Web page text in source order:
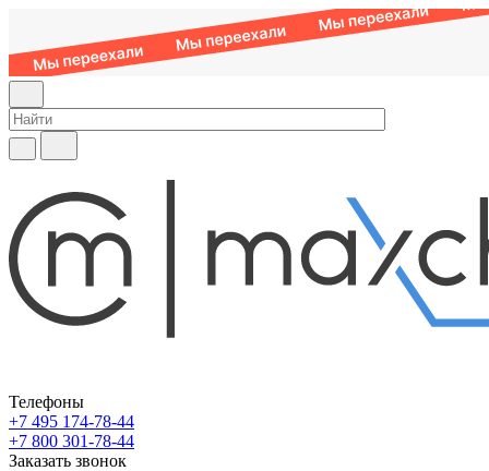
Телефоны
+7 495 174-78-44
+7 800 301-78-44
Заказать звонок